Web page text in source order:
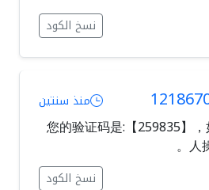
نسخ الكود
منذ سنتين
【华人168】您的验证码是:【259835
人
نسخ الكود